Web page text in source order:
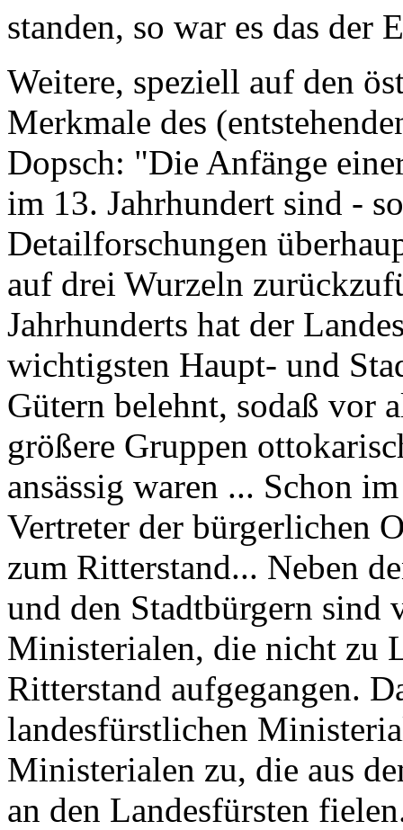
standen, so war es das der
Weitere, speziell auf den
Merkmale des
Dopsch: "Die Anfänge
im 13. Jahrhundert sind -
Detailforschungen
auf drei Wurzeln
Jahrhunderts hat der
wichtigsten Haupt- und
Gütern belehnt, sodaß vor
größere Gruppen
ansässig waren ... Schon
Vertreter der bürgerlichen
zum Ritterstand... Neben
und den Stadtbürgern sind
Ministerialen, die nicht zu
Ritterstand aufgegangen.
landesfürstlichen
Ministerialen zu, die aus
an den Landesfür­sten